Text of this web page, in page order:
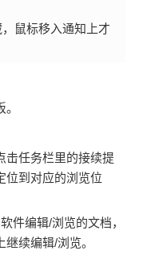
鼠标移入通知上才
击任务栏里的接续提
位到对应的浏览位
件编辑/浏览的文档，
续编辑/浏览。